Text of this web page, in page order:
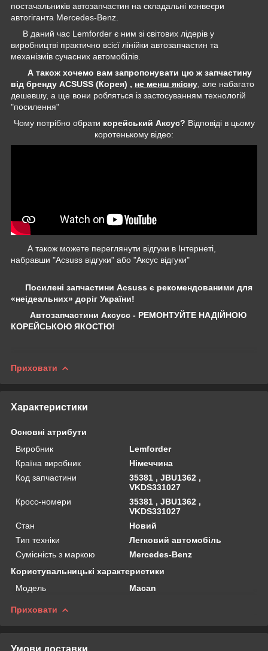
постачальників автозапчастин на складальні конвеєри
автогіганта Mercedes-Benz.
В даний час Lemforder є ним зі світових лідерів у
виробництві практично всієї лінійки автозапчастин та
механізмів сучасних автомобілів.
А також хочемо вам запропонувати цю ж запчастину
від бренду ACSUSS (Корея) , не менш якісну , але набагато
дешевшу, а ще вони робляться із застосуванням технологій
"посилення"
Чому потрібно обрати корейський Аксус? Відповіді в цьому
коротенькому відео:
А також можете переглянути відгуки в Інтернеті,
набравши "Acsuss відгуки" або "Аксус відгуки"
Посилені запчастини Acsuss є рекомендованими для
«неідеальних» доріг України!
Автозапчастини Аксусс - РЕМОНТУЙТЕ НАДІЙНОЮ
КОРЕЙСЬКОЮ ЯКОСТЮ!
Приховати
Характеристики
Основні атрибути
Виробник
Lemforder
Країна виробник
Німеччина
Код запчастини
35381 , JBU1362 ,
VKDS331027
Кросс-номери
35381 , JBU1362 ,
VKDS331027
Стан
Новий
Тип техніки
Легковий автомобіль
Сумісність з маркою
Mercedes-Benz
Користувальницькі характеристики
Мoдель
Macan
Приховати
Умови доставки